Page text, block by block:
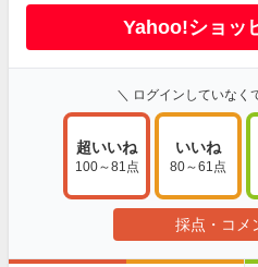
Yahoo!ショッ
＼ ログインしていなく
超いいね
100～81点
いいね
80～61点
採点・コメ